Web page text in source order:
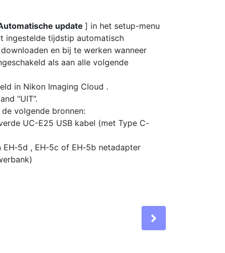
update ] in het setup-menu
ingestelde tijdstip automatisch
en bij te werken wanneer
als aan alle volgende
in Nikon Imaging Cloud .
“UIT”.
volgende bronnen:
UC-E25 USB kabel (met Type C-
, EH‑5c of EH‑5b netadapter